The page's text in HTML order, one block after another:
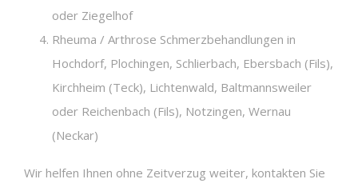
oder Ziegelhof
Rheuma / Arthrose Schmerzbehandlungen in
Hochdorf, Plochingen, Schlierbach, Ebersbach (Fils),
Kirchheim (Teck), Lichtenwald, Baltmannsweiler
oder Reichenbach (Fils), Notzingen, Wernau
(Neckar)
Wir helfen Ihnen ohne Zeitverzug weiter, kontakten Sie